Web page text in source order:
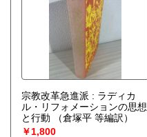
宗教改革急進派 : ラディカ
ル・リフォメーションの思想
と行動
（倉塚平 等編訳）
￥1,800